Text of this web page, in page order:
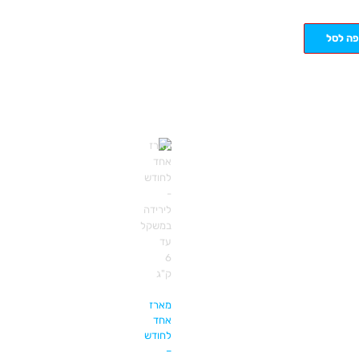
לסל
מארז
אחד
לחודש
–